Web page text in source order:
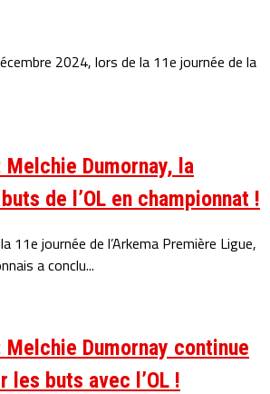
2024, lors de la 11e journée de la
Dumornay, la
de l’OL en championnat !
11e journée de l’Arkema Première Ligue,
a conclu...
Melchie Dumornay continue
les buts avec l’OL !